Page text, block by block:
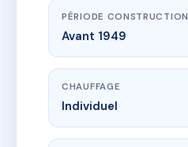
PÉRIODE CONSTRUCTION
Avant 1949
CHAUFFAGE
Individuel